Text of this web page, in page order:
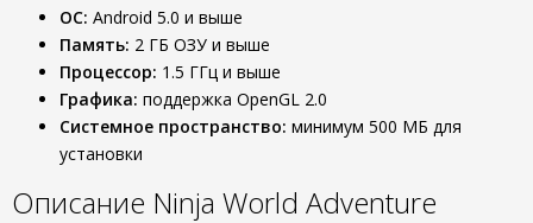
ОС: Android 5.0 и выше
Память: 2 ГБ ОЗУ и выше
Процессор: 1.5 ГГц и выше
Графика: поддержка OpenGL 2.0
Системное пространство: минимум 500 МБ для
установки
Описание Ninja World Adventure